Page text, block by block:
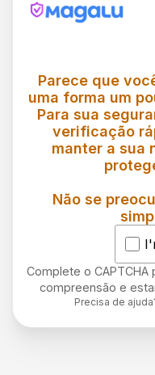
Parece que
uma forma um
Para sua
verificação
manter a sua
Não se
Complete o CAPTCHA
compreensão e
Precisa de